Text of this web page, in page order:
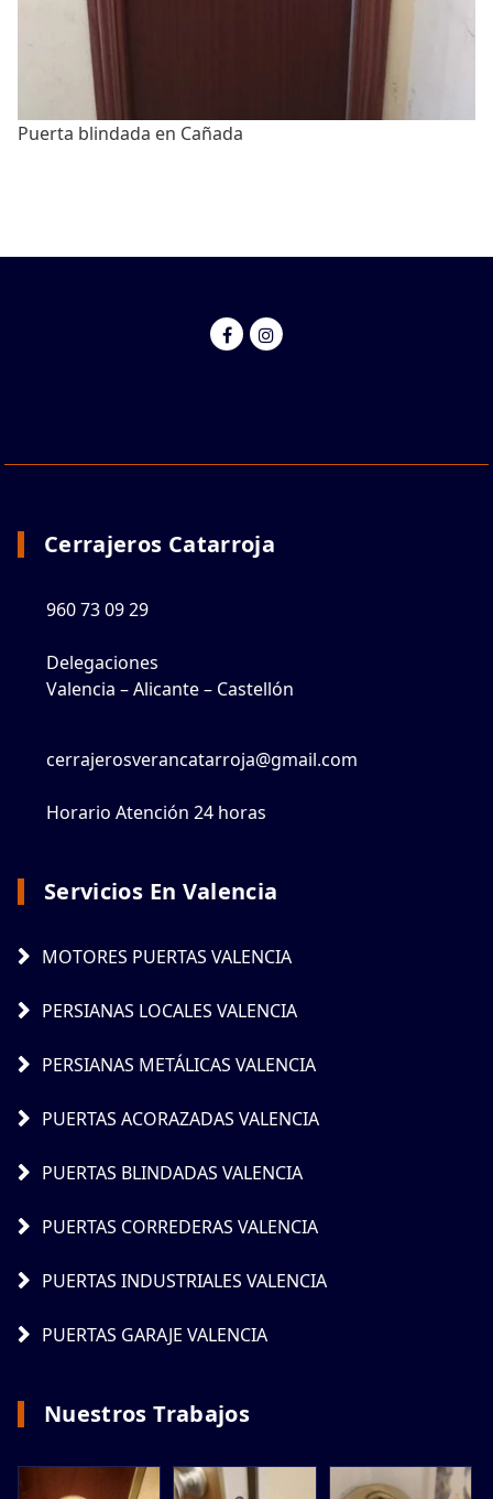
Puerta blindada en Cañada
Cerrajeros Catarroja
960 73 09 29
Delegaciones
Valencia – Alicante – Castellón
cerrajerosverancatarroja@gmail.com
Horario Atención 24 horas
Servicios En Valencia
MOTORES PUERTAS VALENCIA
PERSIANAS LOCALES VALENCIA
PERSIANAS METÁLICAS VALENCIA
PUERTAS ACORAZADAS VALENCIA
PUERTAS BLINDADAS VALENCIA
PUERTAS CORREDERAS VALENCIA
PUERTAS INDUSTRIALES VALENCIA
PUERTAS GARAJE VALENCIA
Nuestros Trabajos